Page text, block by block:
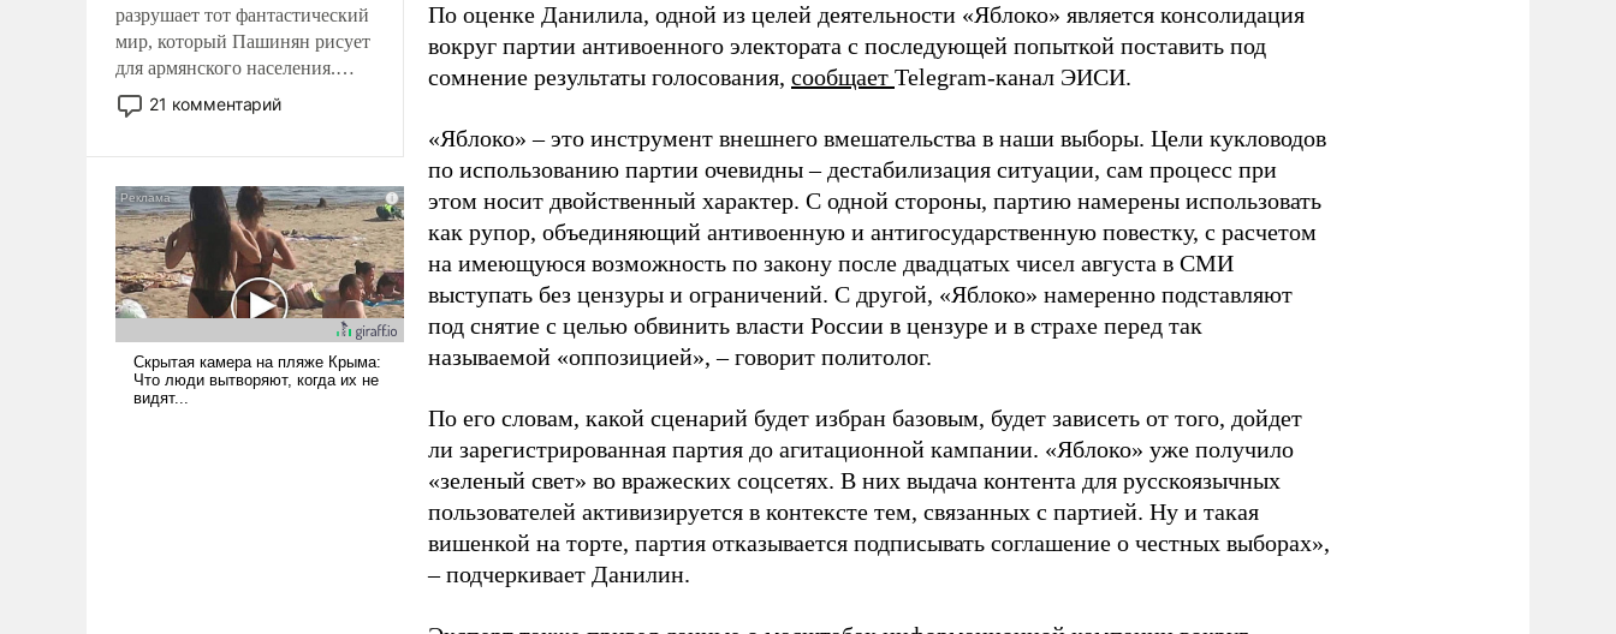
разрушает тот фантастический
мир, который Пашинян рисует
для армянского населения.
Мир, где политические
прожекты будут безусловно
налогоплательщиков и где
Еревану за свои поступки не
нужно отвечать.
21 комментарий
По оценке Данилила, одной из целей деятельности «Яблоко» является консолидация
вокруг партии антивоенного электората с последующей попыткой поставить под
сомнение результаты голосования, сообщает Telegram-канал ЭИСИ.
«Яблоко» – это инструмент внешнего вмешательства в наши выборы. Цели кукловодов
по использованию партии очевидны – дестабилизация ситуации, сам процесс при
этом носит двойственный характер. С одной стороны, партию намерены использовать
как рупор, объединяющий антивоенную и антигосударственную повестку, с расчетом
на имеющуюся возможность по закону после двадцатых чисел августа в СМИ
выступать без цензуры и ограничений. С другой, «Яблоко» намеренно подставляют
под снятие с целью обвинить власти России в цензуре и в страхе перед так
называемой «оппозицией», – говорит политолог.
По его словам, какой сценарий будет избран базовым, будет зависеть от того, дойдет
ли зарегистрированная партия до агитационной кампании. «Яблоко» уже получило
«зеленый свет» во вражеских соцсетях. В них выдача контента для русскоязычных
пользователей активизируется в контексте тем, связанных с партией. Ну и такая
вишенкой на торте, партия отказывается подписывать соглашение о честных выборах»,
– подчеркивает Данилин.